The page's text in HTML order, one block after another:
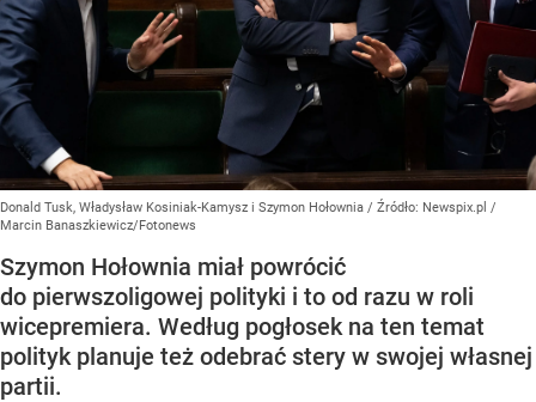
Donald Tusk, Władysław Kosiniak-Kamysz i Szymon Hołownia / Źródło: Newspix.pl /
Marcin Banaszkiewicz/Fotonews
Szymon Hołownia miał powrócić
do pierwszoligowej polityki i to od razu w roli
wicepremiera. Według pogłosek na ten temat
polityk planuje też odebrać stery w swojej własnej
partii.